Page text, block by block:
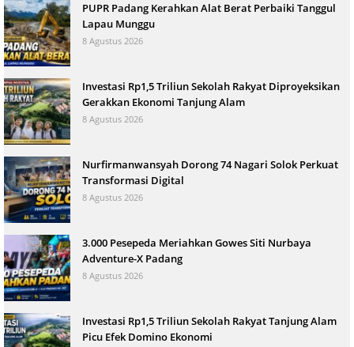
PUPR Padang Kerahkan Alat Berat Perbaiki Tanggul
Lapau Munggu
8 Agustus 2026
Investasi Rp1,5 Triliun Sekolah Rakyat Diproyeksikan
Gerakkan Ekonomi Tanjung Alam
8 Agustus 2026
Nurfirmanwansyah Dorong 74 Nagari Solok Perkuat
Transformasi Digital
8 Agustus 2026
3.000 Pesepeda Meriahkan Gowes Siti Nurbaya
Adventure-X Padang
8 Agustus 2026
Investasi Rp1,5 Triliun Sekolah Rakyat Tanjung Alam
Picu Efek Domino Ekonomi